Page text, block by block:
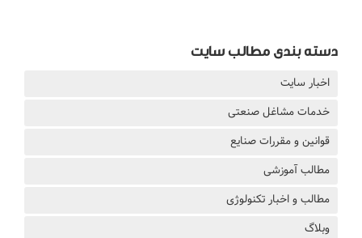
دسته بندی مطالب سایت
اخبار سایت
خدمات مشاغل صنعتی
قوانین و مقررات صنایع
مطالب آموزشی
مطالب و اخبار تکنولوژی
وبلاگ